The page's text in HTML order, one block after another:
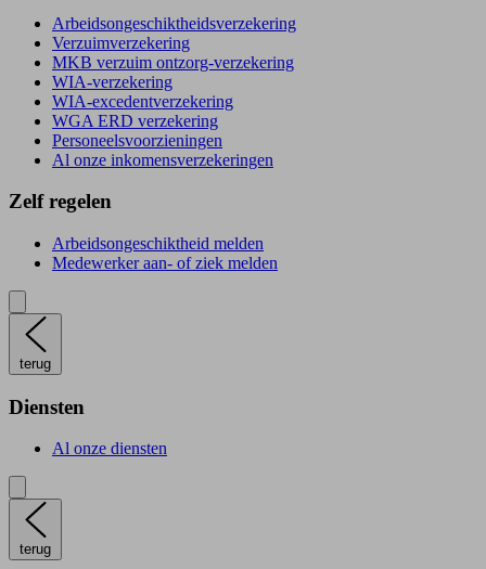
Arbeidsongeschiktheidsverzekering
Verzuimverzekering
MKB verzuim ontzorg-verzekering
WIA-verzekering
WIA-excedentverzekering
WGA ERD verzekering
Personeelsvoorzieningen
Al onze inkomensverzekeringen
Zelf regelen
Arbeidsongeschiktheid melden
Medewerker aan- of ziek melden
terug
Diensten
Al onze diensten
terug